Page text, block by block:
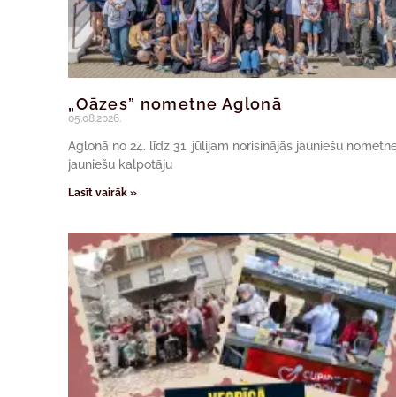
„Oāzes” nometne Aglonā
05.08.2026.
Aglonā no 24. līdz 31. jūlijam norisinājās jauniešu
jauniešu kalpotāju
Lasīt vairāk »